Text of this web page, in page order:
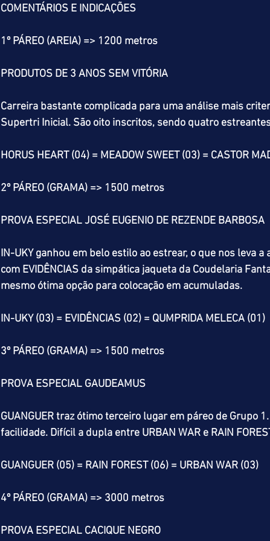
COMENTÁRIOS E INDICAÇÕES
1º PÁREO (AREIA) => 1200 metros
PRODUTOS DE 3 ANOS SEM VITÓRIA
Carreira bastante complicada para uma análise mais
Supertri Inicial. São oito inscritos, sendo quatro
HORUS HEART (04) = MEADOW SWEET (03) = CASTOR
2º PÁREO (GRAMA) => 1500 metros
PROVA ESPECIAL JOSÉ EUGENIO DE REZENDE BARBOSA
IN-UKY ganhou em belo estilo ao estrear, o que nos leva
com EVIDÊNCIAS da simpática jaqueta da Coudelaria
mesmo ótima opção para colocação em acumuladas.
IN-UKY (03) = EVIDÊNCIAS (02) = QUMPRIDA MELECA (01)
3º PÁREO (GRAMA) => 1500 metros
PROVA ESPECIAL GAUDEAMUS
GUANGUER traz ótimo terceiro lugar em páreo de Grupo
facilidade. Difícil a dupla entre URBAN WAR e RAIN
GUANGUER (05) = RAIN FOREST (06) = URBAN WAR (03)
4º PÁREO (GRAMA) => 3000 metros
PROVA ESPECIAL CACIQUE NEGRO